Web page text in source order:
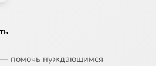
— помочь нуждающимся